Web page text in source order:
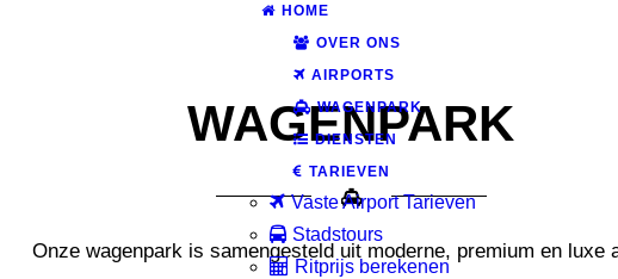
HOME
OVER ONS
AIRPORTS
WAGENPARK
DIENSTEN
TARIEVEN
Vaste Airport Tarieven
Stadstours
Ritprijs berekenen
WAGENPARK
Onze wagenpark is samengesteld uit moderne, premium en luxe